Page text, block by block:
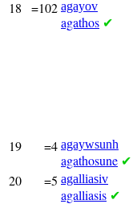
18 =102 agayov
agathos ✔
19
=4 agaywsunh
agathosune ✔
20 =5 agalliasiv
agalliasis ✔